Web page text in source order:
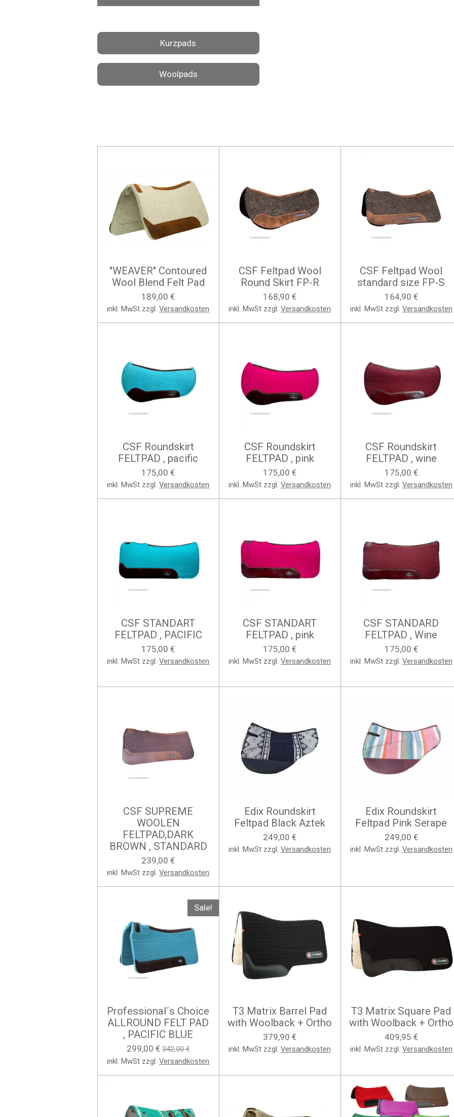
Kurzpads
Woolpads
"WEAVER" Contoured
Wool Blend Felt Pad
189,00 €
inkl. MwSt zzgl.Versandkosten
CSF Feltpad Wool
Round Skirt FP-R
168,90 €
inkl. MwSt zzgl.Versandkosten
CSF Feltpad Wool
standard size FP-S
164,90 €
inkl. MwSt zzgl. Versandkosten
CSF Roundskirt
FELTPAD , pacific
175,00 €
inkl. MwSt zzgl.Versandkosten
CSF Roundskirt
FELTPAD , pink
175,00 €
inkl. MwSt zzgl.Versandkosten
CSF Roundskirt
FELTPAD , wine
175,00 €
inkl. MwSt zzgl. Versandkosten
CSF STANDART
FELTPAD , PACIFIC
175,00 €
inkl. MwSt zzgl.Versandkosten
CSF STANDART
FELTPAD , pink
175,00 €
inkl. MwSt zzgl.Versandkosten
CSF STANDARD
FELTPAD , Wine
175,00 €
inkl. MwSt zzgl. Versandkosten
CSF SUPREME
WOOLEN
FELTPAD,DARK
BROWN , STANDARD
239,00 €
inkl. MwSt zzgl.Versandkosten
Edix Roundskirt
Feltpad Black Aztek
249,00 €
inkl. MwSt zzgl.Versandkosten
Edix Roundskirt
Feltpad Pink Serape
249,00 €
inkl. MwSt zzgl. Versandkosten
Sale!
Professional´s Choice
ALLROUND FELT PAD
, PACIFIC BLUE
299,00 € 342,00 €
inkl. MwSt zzgl.Versandkosten
T3 Matrix Barrel Pad
with Woolback + Ortho
379,90 €
inkl. MwSt zzgl.Versandkosten
T3 Matrix Square Pad
with Woolback + Ortho
409,95 €
inkl. MwSt zzgl. Versandkosten